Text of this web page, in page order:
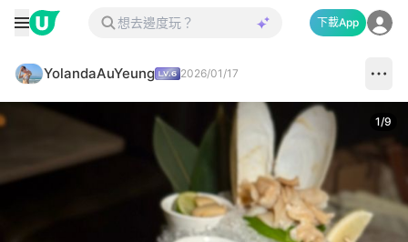
下載App
YolandaAuYeung 2026/01/17
1/9